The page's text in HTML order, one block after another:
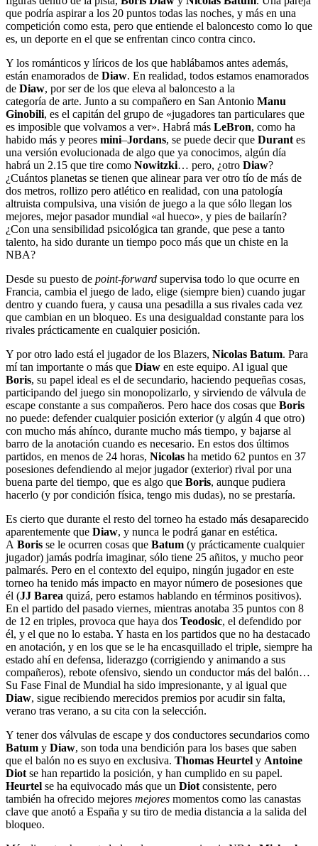
que podría aspirar a los 20 puntos todas las noches, y más en una
competición como esta, pero que entiende el baloncesto como lo que
es, un deporte en el que se enfrentan cinco contra cinco.
Y los románticos y líricos de los que hablábamos antes además,
están enamorados de Diaw. En realidad, todos estamos enamorados
de Diaw, por ser de los que eleva al baloncesto a la
categoría de arte. Junto a su compañero en San Antonio Manu
Ginobili, es el capitán del grupo de «jugadores tan particulares que
es imposible que volvamos a ver». Habrá más LeBron, como ha
habido más y peores mini–Jordans, se puede decir que Durant es
una versión evolucionada de algo que ya conocimos, algún día
habrá un 2.15 que tire como Nowitzki… pero, ¿otro Diaw?
¿Cuántos planetas se tienen que alinear para ver otro tío de más de
dos metros, rollizo pero atlético en realidad, con una patología
altruista compulsiva, una visión de juego a la que sólo llegan los
mejores, mejor pasador mundial «al hueco», y pies de bailarín?
¿Con una sensibilidad psicológica tan grande, que pese a tanto
talento, ha sido durante un tiempo poco más que un chiste en la
NBA?
Desde su puesto de point-forward supervisa todo lo que ocurre en
Francia, cambia el juego de lado, elige (siempre bien) cuando jugar
dentro y cuando fuera, y causa una pesadilla a sus rivales cada vez
que cambian en un bloqueo. Es una desigualdad constante para los
rivales prácticamente en cualquier posición.
Y por otro lado está el jugador de los Blazers, Nicolas Batum. Para
mí tan importante o más que Diaw en este equipo. Al igual que
Boris, su papel ideal es el de secundario, haciendo pequeñas cosas,
participando del juego sin monopolizarlo, y sirviendo de válvula de
escape constante a sus compañeros. Pero hace dos cosas que Boris
no puede: defender cualquier posición exterior (y algún 4 que otro)
con mucho más ahínco, durante mucho más tiempo, y bajarse al
barro de la anotación cuando es necesario. En estos dos últimos
partidos, en menos de 24 horas, Nicolas ha metido 62 puntos en 37
posesiones defendiendo al mejor jugador (exterior) rival por una
buena parte del tiempo, que es algo que Boris, aunque pudiera
hacerlo (y por condición física, tengo mis dudas), no se prestaría.
Es cierto que durante el resto del torneo ha estado más desaparecido
aparentemente que Diaw, y nunca le podrá ganar en estética.
A Boris se le ocurren cosas que Batum (y prácticamente cualquier
jugador) jamás podría imaginar, sólo tiene 25 añitos, y mucho peor
palmarés. Pero en el contexto del equipo, ningún jugador en este
torneo ha tenido más impacto en mayor número de posesiones que
él (JJ Barea quizá, pero estamos hablando en términos positivos).
En el partido del pasado viernes, mientras anotaba 35 puntos con 8
de 12 en triples, provoca que haya dos Teodosic, el defendido por
él, y el que no lo estaba. Y hasta en los partidos que no ha destacado
en anotación, y en los que se le ha encasquillado el triple, siempre ha
estado ahí en defensa, liderazgo (corrigiendo y animando a sus
compañeros), rebote ofensivo, siendo un conductor más del balón…
Su Fase Final de Mundial ha sido impresionante, y al igual que
Diaw, sigue recibiendo merecidos premios por acudir sin falta,
verano tras verano, a su cita con la selección.
Y tener dos válvulas de escape y dos conductores secundarios como
Batum y Diaw, son toda una bendición para los bases que saben
que el balón no es suyo en exclusiva. Thomas Heurtel y Antoine
Diot se han repartido la posición, y han cumplido en su papel.
Heurtel se ha equivocado más que un Diot consistente, pero
también ha ofrecido mejores mejores momentos como las canastas
clave que anotó a España y su tiro de media distancia a la salida del
bloqueo.